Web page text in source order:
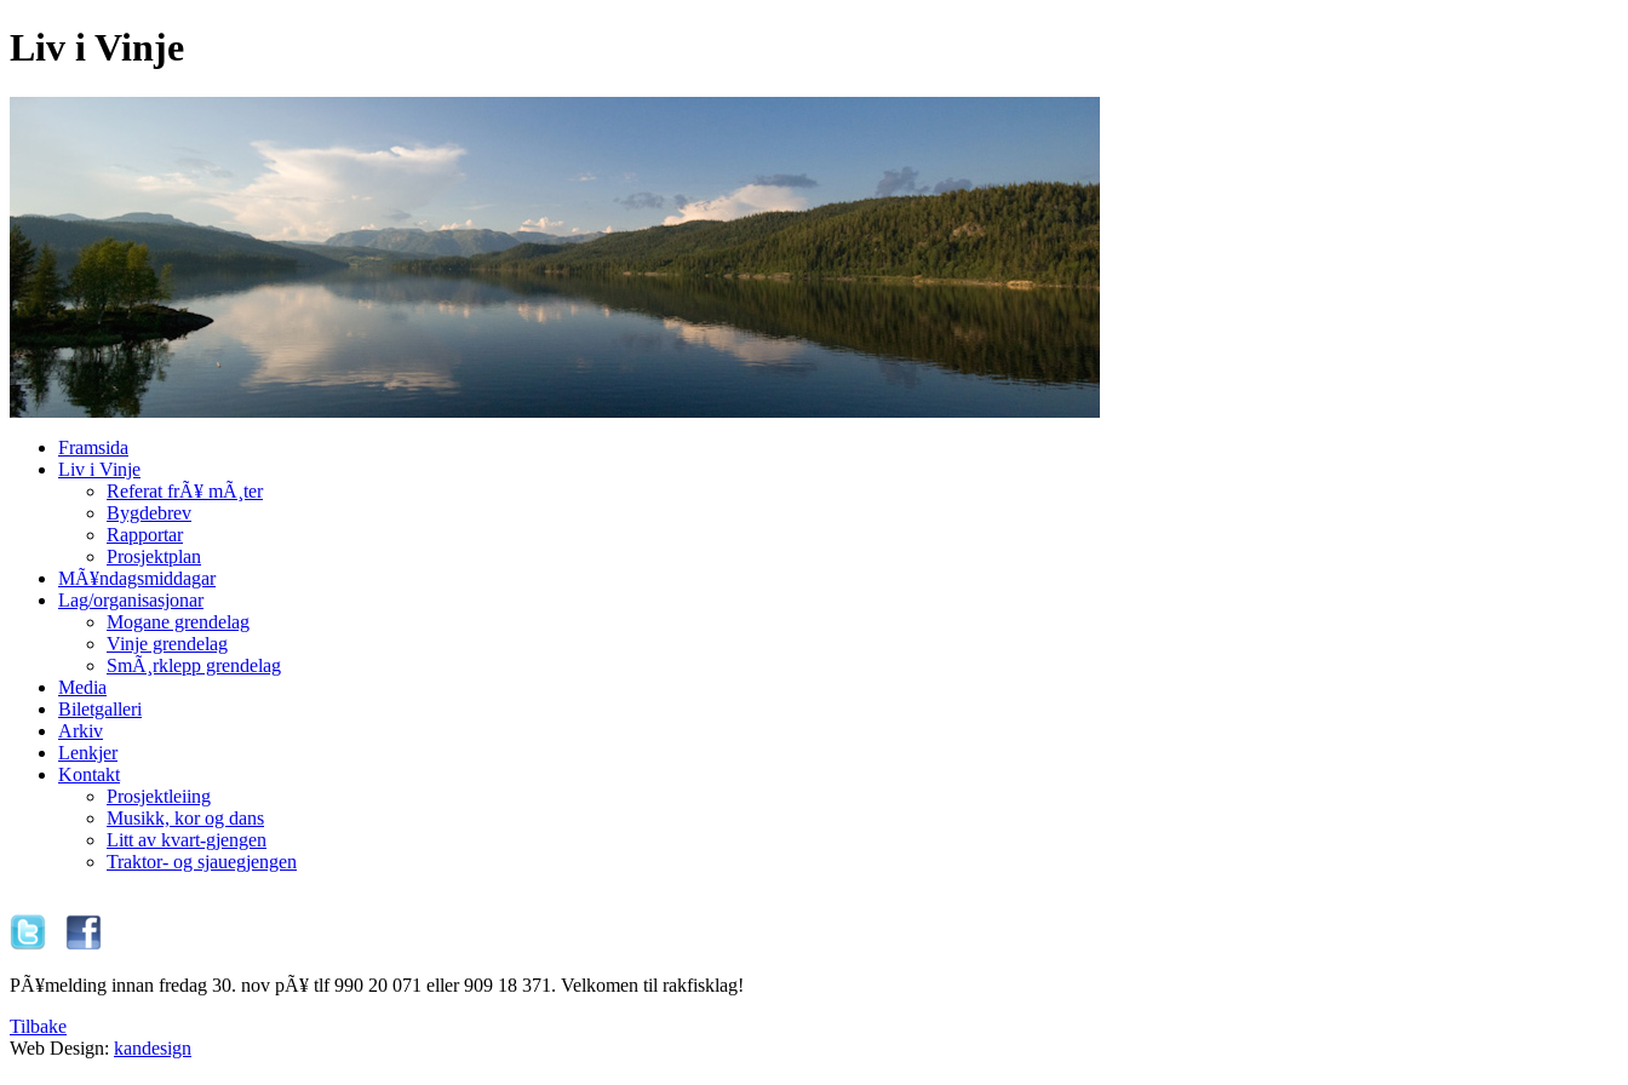
Liv i Vinje
Framsida
Liv i Vinje
Referat frÃ¥ mÃ¸ter
Bygdebrev
Rapportar
Prosjektplan
MÃ¥ndagsmiddagar
Lag/organisasjonar
Mogane grendelag
Vinje grendelag
SmÃ¸rklepp grendelag
Media
Biletgalleri
Arkiv
Lenkjer
Kontakt
Prosjektleiing
Musikk, kor og dans
Litt av kvart-gjengen
Traktor- og sjauegjengen
PÃ¥melding innan fredag 30. nov pÃ¥ tlf 990 20 071 eller 909 18 371. Velkomen til rakfisklag!
Tilbake
Web Design: kandesign